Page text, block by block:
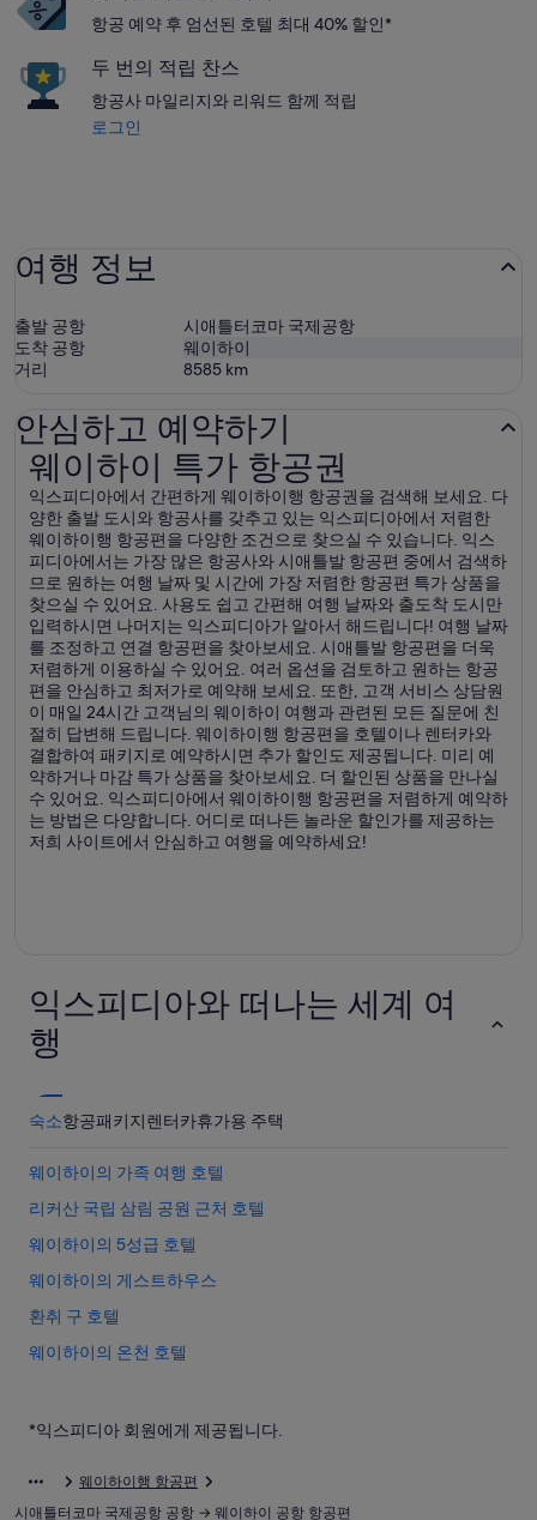
항공 예약 후 엄선된 호텔 최대 40% 할인*
두 번의 적립 찬스
항공사 마일리지와 리워드 함께 적립
로그인
여행 정보
출발 공항
시애틀터코마 국제공항
도착 공항
웨이하이
거리
8585 km
안심하고 예약하기
웨이하이 특가 항공권
익스피디아에서 간편하게 웨이하이행 항공권을 검색해 보세요. 다
양한 출발 도시와 항공사를 갖추고 있는 익스피디아에서 저렴한
웨이하이행 항공편을 다양한 조건으로 찾으실 수 있습니다. 익스
피디아에서는 가장 많은 항공사와 시애틀발 항공편 중에서 검색하
므로 원하는 여행 날짜 및 시간에 가장 저렴한 항공편 특가 상품을
찾으실 수 있어요. 사용도 쉽고 간편해 여행 날짜와 출도착 도시만
입력하시면 나머지는 익스피디아가 알아서 해드립니다! 여행 날짜
를 조정하고 연결 항공편을 찾아보세요. 시애틀발 항공편을 더욱
저렴하게 이용하실 수 있어요. 여러 옵션을 검토하고 원하는 항공
편을 안심하고 최저가로 예약해 보세요. 또한, 고객 서비스 상담원
이 매일 24시간 고객님의 웨이하이 여행과 관련된 모든 질문에 친
절히 답변해 드립니다. 웨이하이행 항공편을 호텔이나 렌터카와
결합하여 패키지로 예약하시면 추가 할인도 제공됩니다. 미리 예
약하거나 마감 특가 상품을 찾아보세요. 더 할인된 상품을 만나실
수 있어요. 익스피디아에서 웨이하이행 항공편을 저렴하게 예약하
는 방법은 다양합니다. 어디로 떠나든 놀라운 할인가를 제공하는
저희 사이트에서 안심하고 여행을 예약하세요!
웨이하이 특가 항공권
익스피디아와 떠나는 세계 여
행
숙소항공패키지렌터카휴가용 주택
웨이하이의 가족 여행 호텔
리커산 국립 삼림 공원 근처 호텔
웨이하이의 5성급 호텔
웨이하이의 게스트하우스
환취 구 호텔
웨이하이의 온천 호텔
웨이하이의 스파가 있는 리조트 및 호텔
웨이하이의 Hilton Hotels
*익스피디아 회원에게 제공됩니다.
웨이하이행 항공편
시애틀터코마 국제공항 공항 → 웨이하이 공항 항공편